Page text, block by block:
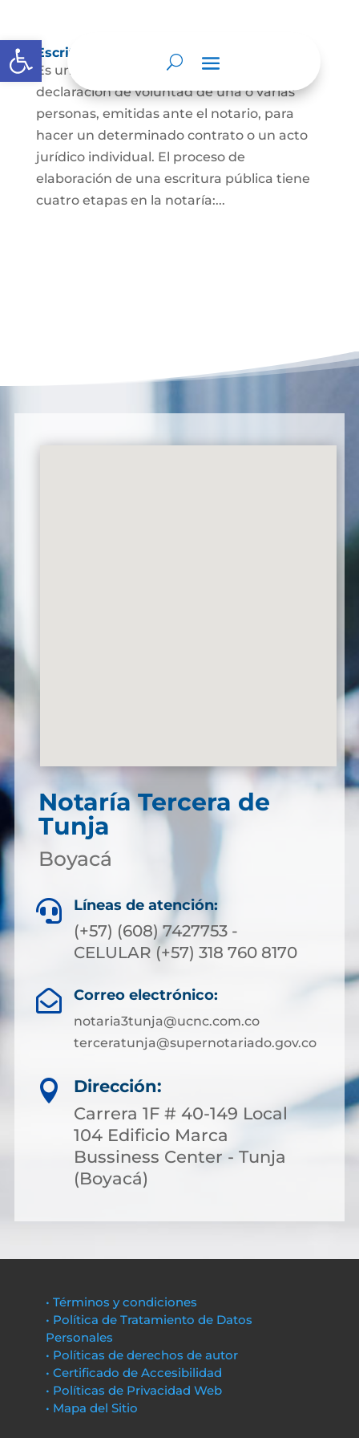
Abrir barra de herramientas
Escritura Pública
Es un documento que contiene la
declaración de voluntad de una o varias
personas, emitidas ante el notario, para
hacer un determinado contrato o un acto
jurídico individual. El proceso de
elaboración de una escritura pública tiene
cuatro etapas en la notaría:...
Notaría Tercera de
Tunja
Boyacá
 Líneas de atención:
(+57) (608) 7427753 -
CELULAR (+57) 318 760 8170
 Correo electrónico:
notaria3tunja@ucnc.com.co
terceratunja@supernotariado.gov.co

Dirección:
Carrera 1F # 40-149 Local
104 Edificio Marca
Bussiness Center - Tunja
(Boyacá)
• Términos y condiciones
• Política de Tratamiento de Datos
Personales
• Políticas de derechos de autor
• Certificado de Accesibilidad
• Políticas de Privacidad Web
• Mapa del Sitio